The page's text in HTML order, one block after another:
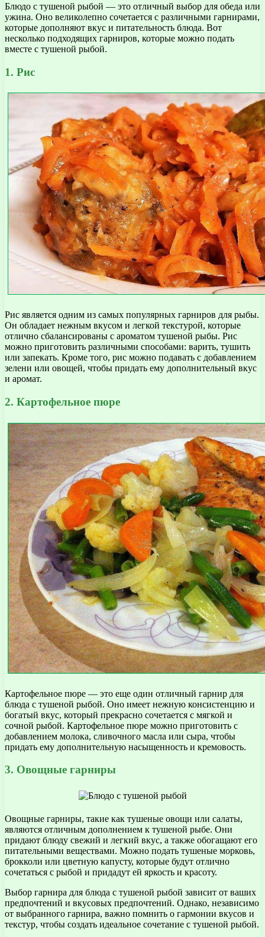
Блюдо с тушеной рыбой — это отличный выбор для обеда или
ужина. Оно великолепно сочетается с различными гарнирами,
которые дополняют вкус и питательность блюда. Вот
несколько подходящих гарниров, которые можно подать
вместе с тушеной рыбой.
1. Рис
Рис является одним из самых популярных гарниров для рыбы.
Он обладает нежным вкусом и легкой текстурой, которые
отлично сбалансированы с ароматом тушеной рыбы. Рис
можно приготовить различными способами: варить, тушить
или запекать. Кроме того, рис можно подавать с добавлением
зелени или овощей, чтобы придать ему дополнительный вкус
и аромат.
2. Картофельное пюре
Картофельное пюре — это еще один отличный гарнир для
блюда с тушеной рыбой. Оно имеет нежную консистенцию и
богатый вкус, который прекрасно сочетается с мягкой и
сочной рыбой. Картофельное пюре можно приготовить с
добавлением молока, сливочного масла или сыра, чтобы
придать ему дополнительную насыщенность и кремовость.
3. Овощные гарниры
Овощные гарниры, такие как тушеные овощи или салаты,
являются отличным дополнением к тушеной рыбе. Они
придают блюду свежий и легкий вкус, а также обогащают его
питательными веществами. Можно подать тушеные морковь,
брокколи или цветную капусту, которые будут отлично
сочетаться с рыбой и придадут ей яркость и красоту.
Выбор гарнира для блюда с тушеной рыбой зависит от ваших
предпочтений и вкусовых предпочтений. Однако, независимо
от выбранного гарнира, важно помнить о гармонии вкусов и
текстур, чтобы создать идеальное сочетание с тушеной рыбой.